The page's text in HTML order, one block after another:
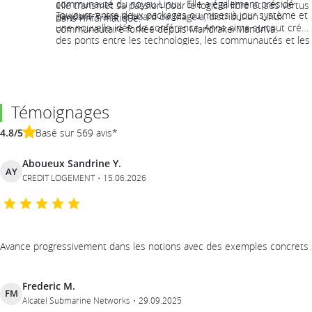
elle transmet sa passion pour le logiciel libre et ses vertus
dans l'informatique.
communauté du noyau Linux. Elle a également présidé
pendant 7 ans le board de Mageia, distribution Linux
communautaire forkée depuis Mandrake/Mandriva.
Toujours entre deux packages ou mises à jour système et
une nouvelle idée de conférence, Anne aime surtout créer
des ponts entre les technologies, les communautés et les
Témoignages
4.8/5 Basé sur 569 avis*
AY
Aboueux Sandrine Y.
CREDIT LOGEMENT 15.06.2026
Avance progressivement dans les notions avec des exemples concrets
FM
Frederic M.
Alcatel Submarine Networks 29.09.2025